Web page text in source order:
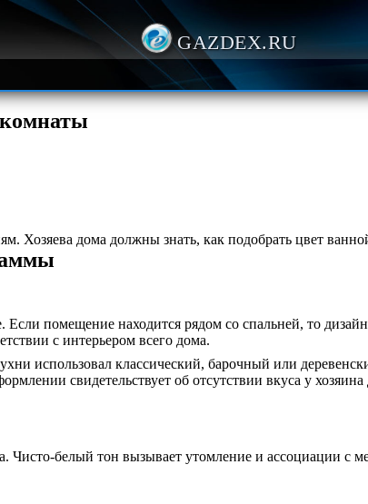
GAZDEX.RU
дома должны знать, как подобрать цвет
помещение находится рядом со спальней, то
с интерьером всего дома.
использовал классический, барочный или
свидетельствует об отсутствии вкуса у
Чисто-белый тон вызывает утомление и ассоциации с